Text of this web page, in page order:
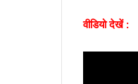
वीडियो देखें :